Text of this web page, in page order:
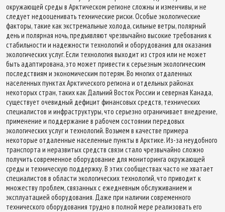
окружающей среды в Арктическом регионе сложны и изменчивы, и не
следует недооценивать технические риски. Особые экологические
факторы, такие как экстремальные холода, сильные ветры, полярный
день и полярная ночь, предъявляют чрезвычайно высокие требования к
стабильности и надежности технологий и оборудования для оказания
экологических услуг. Если технология выходит из строя или не может
быть адаптирована, это может привести к серьезным экологическим
последствиям и экономическим потерям. Во многих отдаленных
населенных пунктах Арктического региона и отдельных районах
некоторых стран, таких как Дальний Восток России и северная Канада,
существует очевидный дефицит финансовых средств, технических
специалистов и инфраструктуры, что серьезно ограничивает внедрение,
применение и поддержание в рабочем состоянии передовых
экологических услуг и технологий. Возьмем в качестве примера
некоторые отдаленные населенные пункты в Арктике. Из-за неудобного
транспорта и неразвитых средств связи стало чрезвычайно сложно
получить современное оборудование для мониторинга окружающей
среды и техническую поддержку. В этих сообществах часто не хватает
специалистов в области экологических технологий, что приводит к
множеству проблем, связанных с ежедневным обслуживанием и
эксплуатацией оборудования. Даже при наличии современного
технического оборудования трудно в полной мере реализовать его